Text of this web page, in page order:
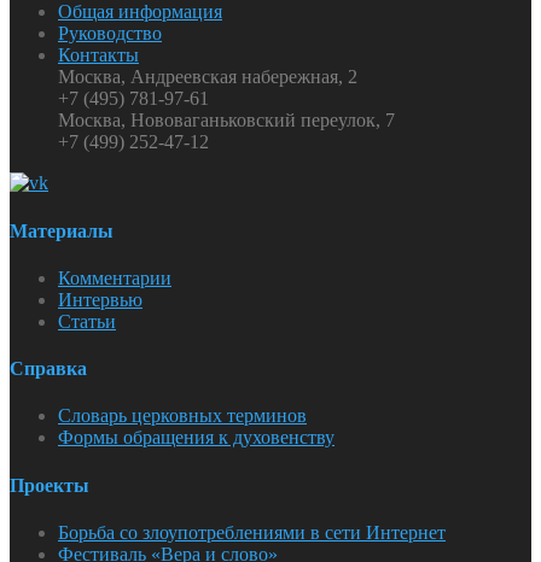
Общая информация
Руководство
Контакты
Москва, Андреевская набережная, 2
+7 (495) 781-97-61
Москва, Нововаганьковский переулок, 7
+7 (499) 252-47-12
Материалы
Комментарии
Интервью
Статьи
Справка
Словарь церковных терминов
Формы обращения к духовенству
Проекты
Борьба со злоупотреблениями в сети Интернет
Фестиваль «Вера и слово»